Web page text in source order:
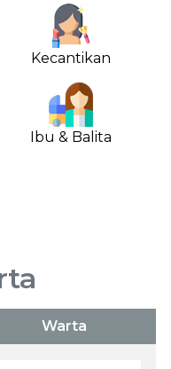
Kecantikan
Ibu & Balita
Warta